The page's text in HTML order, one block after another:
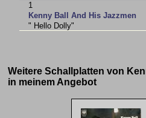
1
Kenny Ball And His Jazzmen
" Hello Dolly"
Weitere Schallplatten von
in meinem Angebot